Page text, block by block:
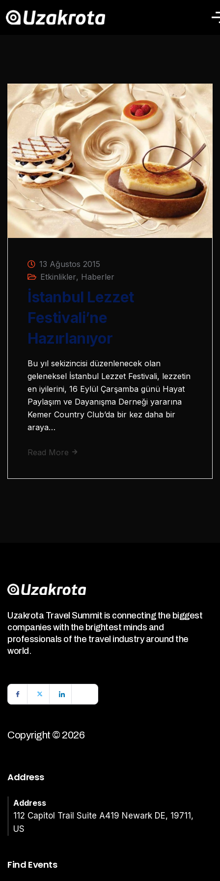
13 Ağustos 2015
Etkinlikler, Haberler
İstanbul Lezzet
Festivali’ne
Hazırlanıyor
Bu yıl sekizincisi düzenlenecek olan
geleneksel İstanbul Lezzet Festivali, lezzetin
en iyilerini, 16 Eylül Çarşamba günü Hayat
Paylaşım ve Dayanışma Derneği yararına
Kemer Country Club’da bir kez daha bir
araya…
Read More
Uzakrota Travel Summit is connecting the biggest
companies with the brightest minds and
professionals of the travel industry around the
world.
Copyright © 2026
Address
Address
112 Capitol Trail Suite A419 Newark DE, 19711,
US
Find Events